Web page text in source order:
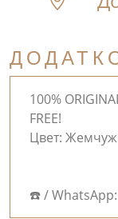
100%
FREE!
Цвет:
☎️ / WhatsApp: